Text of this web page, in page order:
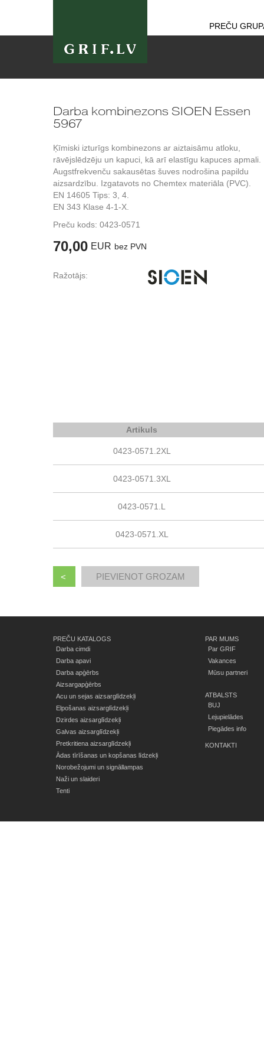
PREČU
Darba kombinezons SIOEN Essen
5967
Ķīmiski izturīgs kombinezons ar aiztaisāmu atloku,
rāvējslēdzēju un kapuci, kā arī elastīgu kapuces apmali.
Augstfrekvenču sakausētas šuves nodrošina papildu
aizsardzību. Izgatavots no Chemtex materiāla (PVC).
EN 14605 Tips: 3, 4.
EN 343 Klase 4-1-X.
Preču kods: 0423-0571
70,00 EUR bez PVN
Ražotājs:
Artikuls
0423-0571.2XL
0423-0571.3XL
0423-0571.L
0423-0571.XL
<
PREČU KATALOGS
Darba cimdi
Darba apavi
Darba apģērbs
Aizsargapģērbs
Acu un sejas aizsarglīdzekļi
Elpošanas aizsarglīdzekļi
Dzirdes aizsarglīdzekļi
Galvas aizsarglīdzekļi
Pretkritiena aizsarglīdzekļi
Ādas tīrīšanas un kopšanas līdzekļi
Norobežojumi un signāllampas
Naži un slaideri
Tenti
PAR MUMS
Par GRIF
Vakances
Mūsu partneri
ATBALSTS
BUJ
Lejupielādes
Piegādes info
KONTAKTI